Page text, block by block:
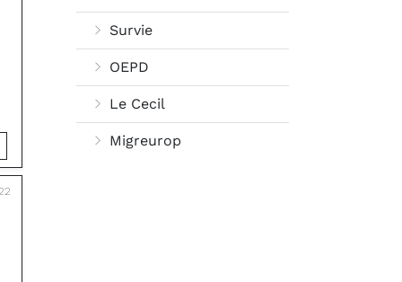
Survie
OEPD
Le Cecil
Migreurop